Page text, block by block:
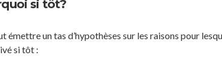
si tôt?
émettre un tas d’hypothèses sur les raisons pour
si tôt :